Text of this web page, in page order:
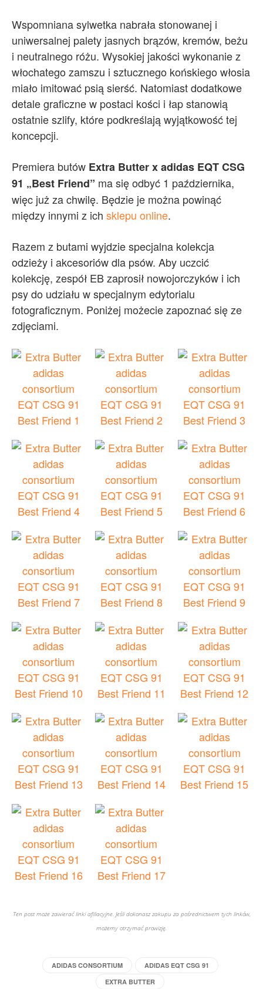
Wspomniana sylwetka nabrała stonowanej i
uniwersalnej palety jasnych brązów, kremów, beżu
i neutralnego różu. Wysokiej jakości wykonanie z
włochatego zamszu i sztucznego końskiego włosia
miało imitować psią sierść. Natomiast dodatkowe
detale graficzne w postaci kości i łap stanowią
ostatnie szlify, które podkreślają wyjątkowość tej
koncepcji.
Premiera butów Extra Butter x adidas EQT CSG
91 „Best Friend” ma się odbyć 1 października,
więc już za chwilę. Będzie je można powinąć
między innymi z ich sklepu online.
Razem z butami wyjdzie specjalna kolekcja
odzieży i akcesoriów dla psów. Aby uczcić
kolekcję, zespół EB zaprosił nowojorczyków i ich
psy do udziału w specjalnym edytorialu
fotograficznym. Poniżej możecie zapoznać się ze
zdjęciami.
Ten post może zawierać linki afiliacyjne. Jeśli dokonasz zakupu za pośrednictwem tych linków,
możemy otrzymać prowizję.
ADIDAS CONSORTIUM
ADIDAS EQT CSG 91
EXTRA BUTTER